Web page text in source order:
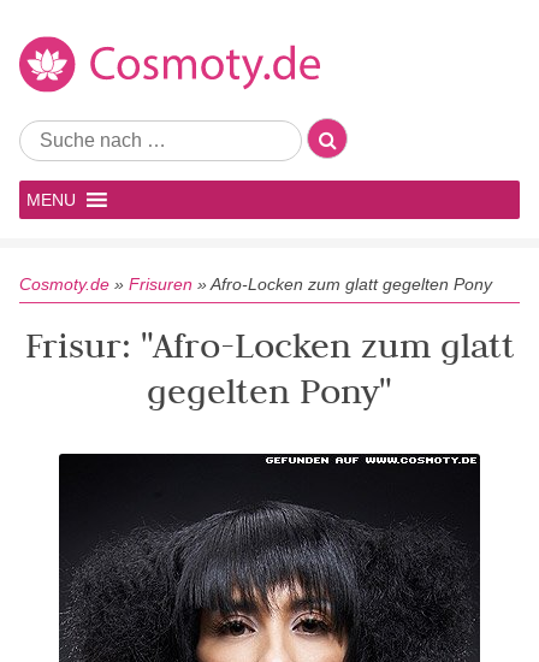
MENU
Cosmoty.de » Frisuren »Afro-Locken zum glatt gegelten Pony
Frisur: "Afro-Locken zum glatt
gegelten Pony"